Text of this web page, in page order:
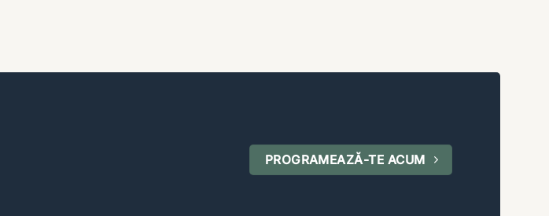
PROGRAMEAZĂ-TE ACUM